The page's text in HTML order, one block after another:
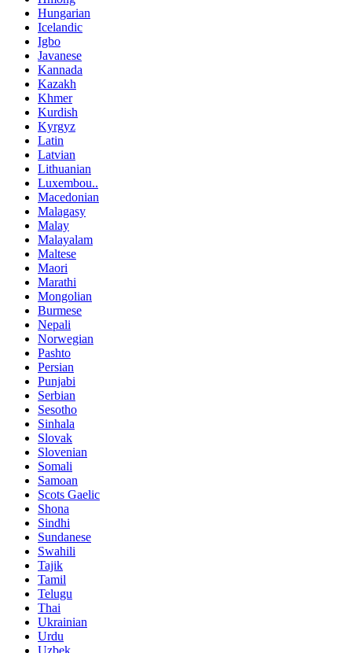
Hungarian
Icelandic
Igbo
Javanese
Kannada
Kazakh
Khmer
Kurdish
Kyrgyz
Latin
Latvian
Lithuanian
Luxembou..
Macedonian
Malagasy
Malay
Malayalam
Maltese
Maori
Marathi
Mongolian
Burmese
Nepali
Norwegian
Pashto
Persian
Punjabi
Serbian
Sesotho
Sinhala
Slovak
Slovenian
Somali
Samoan
Scots Gaelic
Shona
Sindhi
Sundanese
Swahili
Tajik
Tamil
Telugu
Thai
Ukrainian
Urdu
Uzbek